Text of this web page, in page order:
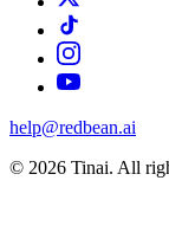
help@redbean.ai
© 2026 Tinai. All